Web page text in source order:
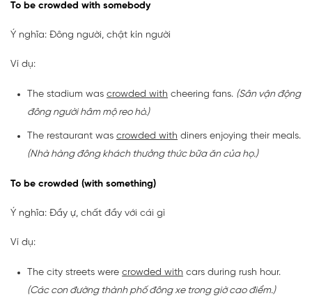
To be crowded with somebody
Ý nghĩa: Đông người, chật kín người
Ví dụ:
The stadium was crowded with cheering fans. (Sân vận động
đông người hâm mộ reo hò.)
The restaurant was crowded with diners enjoying their meals.
(Nhà hàng đông khách thưởng thức bữa ăn của họ.)
To be crowded (with something)
Ý nghĩa: Đầy ự, chất đầy với cái gì
Ví dụ:
The city streets were crowded with cars during rush hour.
(Các con đường thành phố đông xe trong giờ cao điểm.)